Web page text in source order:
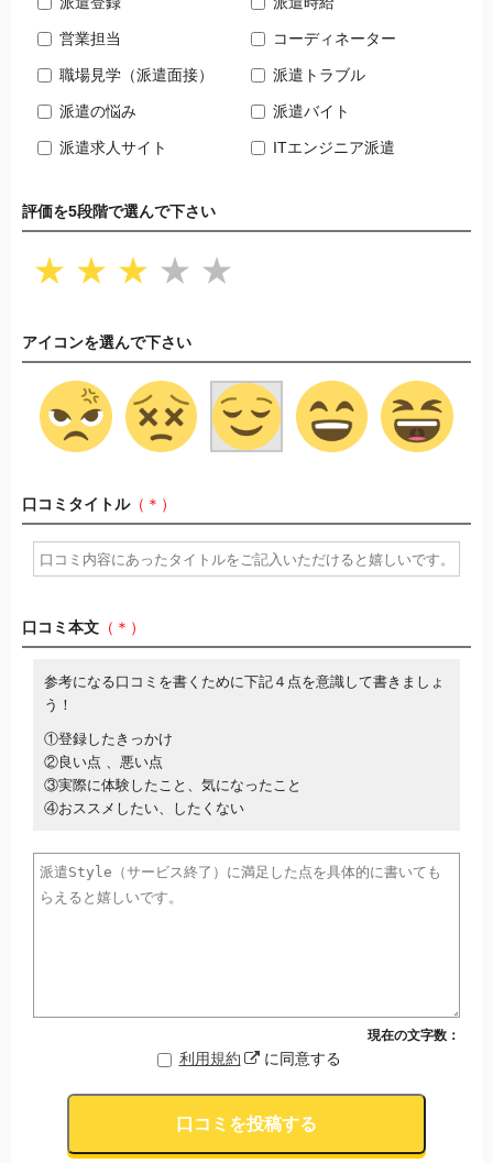
営業担当 コーディネーター
職場見学（派遣面接） 派遣トラブル
派遣の悩み 派遣バイト
派遣求人サイト ITエンジニア派遣
評価を5段階で選んで下さい
★ ★ ★ ★ ★
アイコンを選んで下さい
口コミタイトル（＊）
口コミ本文 （＊）
参考になる口コミを書くために下記４点を意識して書きましょ
う！
①登録したきっかけ
②良い点 、悪い点
③実際に体験したこと、気になったこと
④おススメしたい、したくない
現在の文字数：
利用規約 に同意する
口コミを投稿する